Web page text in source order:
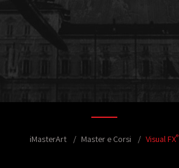
iMasterArt Master e Corsi Visual FX®